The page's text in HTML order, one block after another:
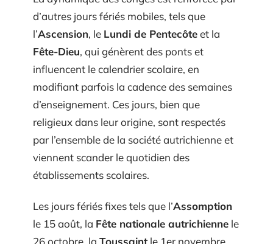
d’autres jours fériés mobiles, tels que
l’Ascension, le Lundi de Pentecôteet la
Fête-Dieu, qui génèrent des ponts et
influencent le calendrier scolaire, en
modifiant parfois la cadence des semaines
d’enseignement. Ces jours, bien que
religieux dans leur origine, sont respectés
par l’ensemble de la société autrichienne et
viennent scander le quotidien des
établissements scolaires.
Les jours fériés fixes tels que l’Assomption
le 15 août, la Fête nationale autrichienne le
26 octobre, la Toussaintle 1er novembre,